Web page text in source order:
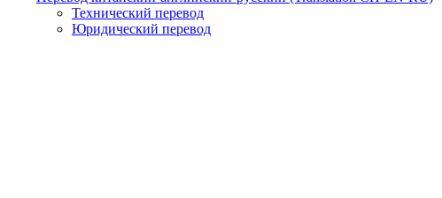
Технический перевод
Юридический перевод